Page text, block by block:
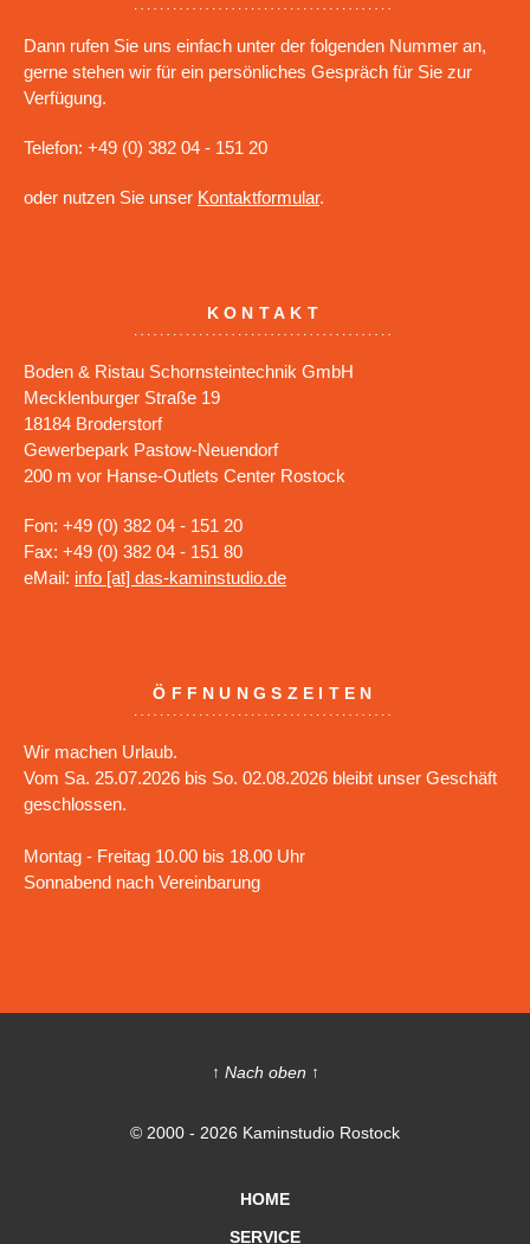
Dann rufen Sie uns einfach unter der folgenden Nummer an,
gerne stehen wir für ein persönliches Gespräch für Sie zur
Verfügung.
Telefon: +49 (0) 382 04 - 151 20
oder nutzen Sie unser Kontaktformular.
KONTAKT
Boden & Ristau Schornsteintechnik GmbH
Mecklenburger Straße 19
18184 Broderstorf
Gewerbepark Pastow-Neuendorf
200 m vor Hanse-Outlets Center Rostock
Fon: +49 (0) 382 04 - 151 20
Fax: +49 (0) 382 04 - 151 80
eMail: info [at] das-kaminstudio.de
ÖFFNUNGSZEITEN
Wir machen Urlaub.
Vom Sa. 25.07.2026 bis So. 02.08.2026 bleibt unser Geschäft
geschlossen.
Montag - Freitag 10.00 bis 18.00 Uhr
Sonnabend nach Vereinbarung
↑ Nach oben ↑
© 2000 - 2026 Kaminstudio Rostock
HOME
SERVICE